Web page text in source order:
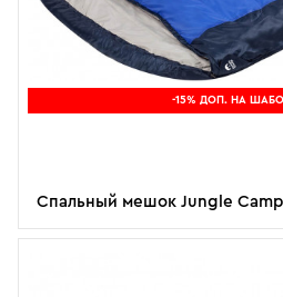
-15% ДОП. НА
Спальный мешок Jungle